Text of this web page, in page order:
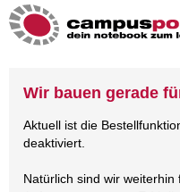
Wir bauen gerade
Aktuell ist die
deaktiviert.
Natürlich sind wir